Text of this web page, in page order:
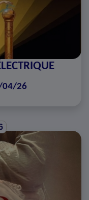
04/26